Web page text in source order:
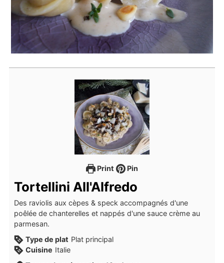
Print Pin
Tortellini All'Alfredo
Des raviolis aux cèpes & speck accompagnés d'une
poêlée de chanterelles et nappés d'une sauce crème au
parmesan.
Type de plat Plat principal
Cuisine Italie